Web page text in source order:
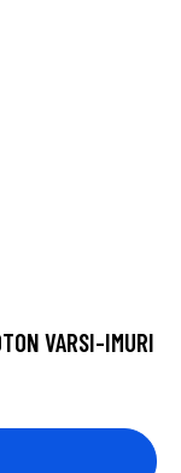
VARSI-IMURI